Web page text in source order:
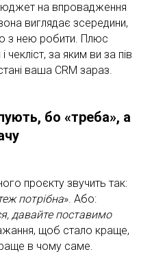
на впровадження
виглядає зсередини,
з нею робити. Плюс
чекліст, за яким ви за пів
ваша CRM зараз.
бо «треба», а
проєкту звучить так:
потрібна». Або:
давайте поставимо
щоб стало краще,
в чому саме.